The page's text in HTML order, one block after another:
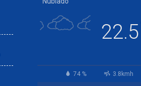
22.5
74 % 3.8kmh